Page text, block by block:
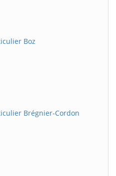
Boz
Brégnier-Cordon